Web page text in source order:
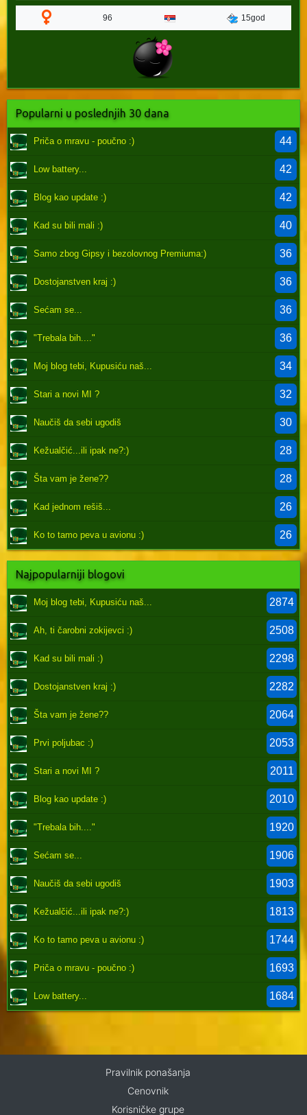
96 15god
Popularni u poslednjih 30 dana
Priča o mravu - poučno :) 44
Low battery... 42
Blog kao update :) 42
Kad su bili mali :) 40
Samo zbog Gipsy i bezolovnog Premiuma:) 36
Dostojanstven kraj :) 36
Sećam se... 36
"Trebala bih...." 36
Moj blog tebi, Kupusiću naš... 34
Stari a novi MI ? 32
Naučiš da sebi ugodiš 30
Kežualčić...ili ipak ne?:) 28
Šta vam je žene?? 28
Kad jednom rešiš... 26
Ko to tamo peva u avionu :) 26
Najpopularniji blogovi
Moj blog tebi, Kupusiću naš... 2874
Ah, ti čarobni zokijevci :) 2508
Kad su bili mali :) 2298
Dostojanstven kraj :) 2282
Šta vam je žene?? 2064
Prvi poljubac :) 2053
Stari a novi MI ? 2011
Blog kao update :) 2010
"Trebala bih...." 1920
Sećam se... 1906
Naučiš da sebi ugodiš 1903
Kežualčić...ili ipak ne?:) 1813
Ko to tamo peva u avionu :) 1744
Priča o mravu - poučno :) 1693
Low battery... 1684
Pravilnik ponašanja
Cenovnik
Korisničke grupe